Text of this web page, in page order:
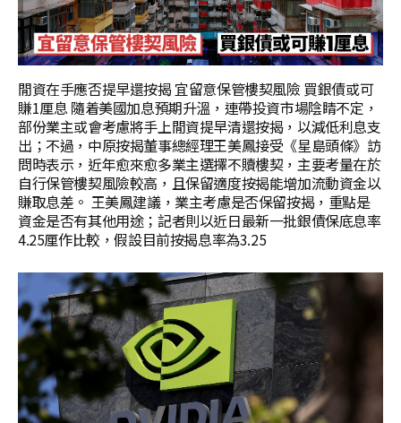
閒資在手應否提早還按揭 宜留意保管樓契風險 買銀債或可
賺1厘息 隨着美國加息預期升溫，連帶投資市場陰睛不定，
部份業主或會考慮將手上閒資提早清還按揭，以減低利息支
出；不過，中原按揭董事總經理王美鳳接受《星島頭條》訪
問時表示，近年愈來愈多業主選擇不贖樓契，主要考量在於
自行保管樓契風險較高，且保留適度按揭能增加流動資金以
賺取息差。 王美鳳建議，業主考慮是否保留按揭，重點是
資金是否有其他用途；記者則以近日最新一批銀債保底息率
4.25厘作比較，假設目前按揭息率為3.25